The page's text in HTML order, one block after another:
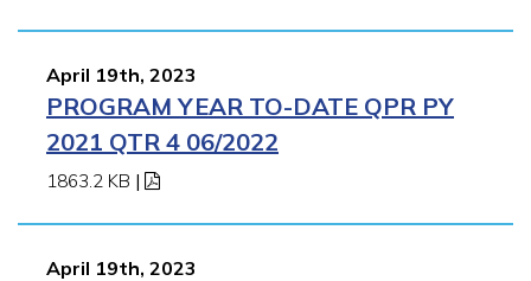
April 19th, 2023
PROGRAM YEAR TO-DATE QPR PY
2021 QTR 4 06/2022
1863.2 KB |
April 19th, 2023